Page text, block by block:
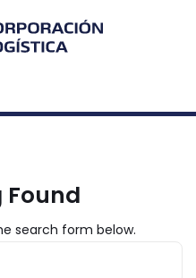
Found
search form below.